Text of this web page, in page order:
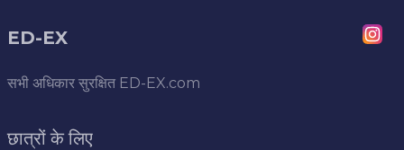
ED-EX
सभी अधिकार सुरक्षित ED-EX.com
छात्रों के लिए